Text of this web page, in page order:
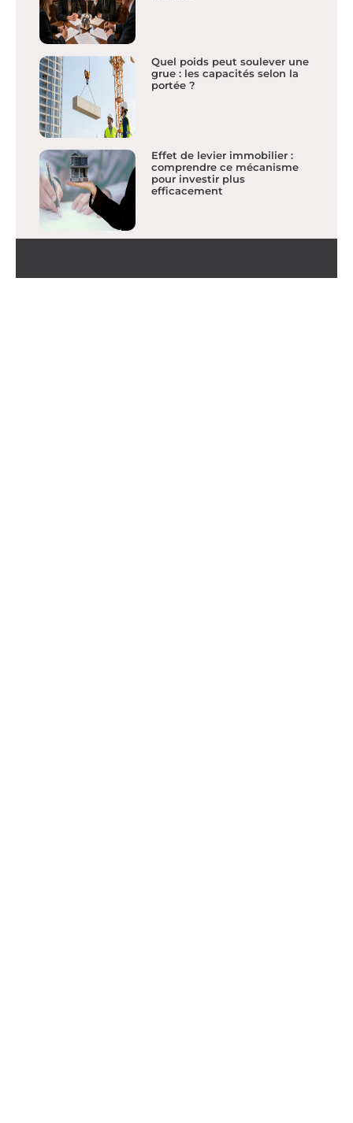
Quel poids peut soulever une
grue : les capacités selon la
portée ?
Effet de levier immobilier :
comprendre ce mécanisme
pour investir plus
efficacement